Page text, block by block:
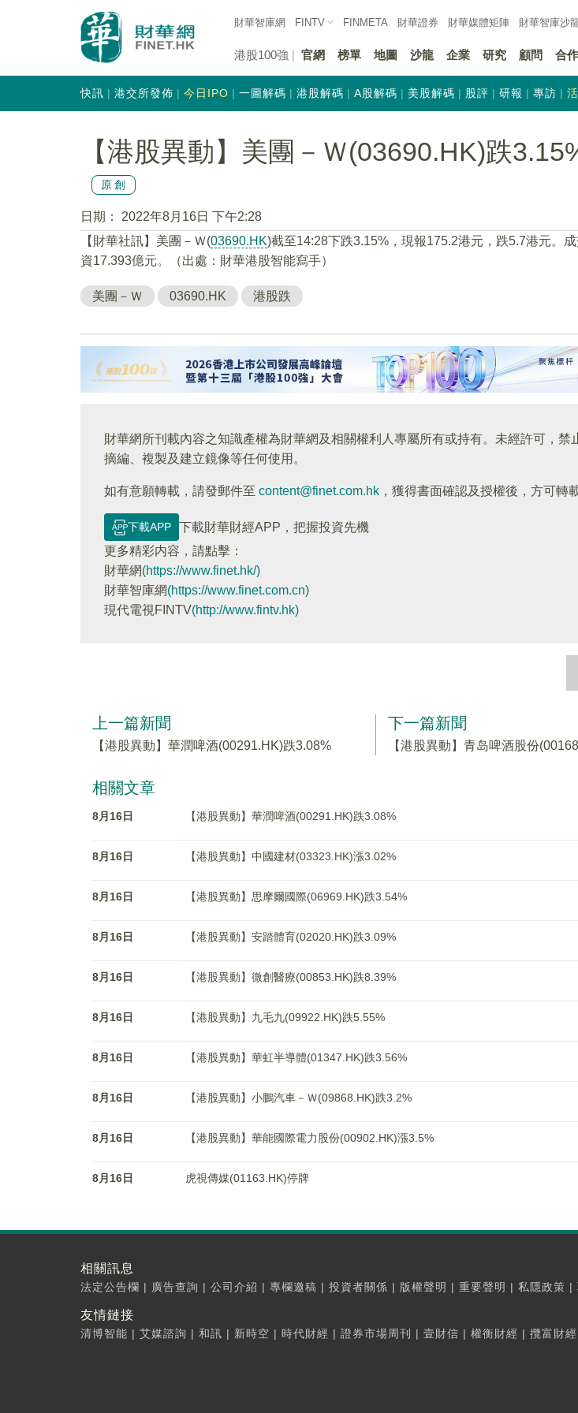
財華智庫網 FINTV FINMETA 財華證券 財華媒體矩陣 財華智庫沙
港股100強 官網 榜單 地圖 沙龍 企業 研究 顧問 合作
快訊 港交所發佈 今日IPO 一圖解碼 港股解碼 A股解碼 美股解碼 股評 研報 專訪
【港股異動】美團－Ｗ(03690.HK)跌
原創
日期：
2022年8月16日 下午2:28
【財華社訊】美團－Ｗ(03690.HK)截至14:28下跌3.15%，現報175.2港元，跌5.7港元。
資17.393億元。（出處：財華港股智能寫手）
美團－Ｗ 03690.HK 港股跌
財華網所刊載內容之知識產權為財華網及相關權利人專屬所有或持有。未經許可，禁
摘編、複製及建立鏡像等任何使用。
如有意願轉載，請發郵件至 content@finet.com.hk ，獲得書面確認及授權後，方可轉載
下載APP
下載財華財經APP，把握投資先機
更多精彩内容，請點擊：
財華網(https://www.finet.hk/)
財華智庫網(https://www.finet.com.cn)
現代電視FINTV(http://www.fintv.hk)
上一篇新聞
【港股異動】華潤啤酒(00291.HK)跌3.08%
下一篇新聞
【港股異動】青岛啤酒股份
相關文章
8月16日 【港股異動】華潤啤酒(00291.HK)跌3.08%
8月16日 【港股異動】中國建材(03323.HK)漲3.02%
8月16日 【港股異動】思摩爾國際(06969.HK)跌3.54%
8月16日 【港股異動】安踏體育(02020.HK)跌3.09%
8月16日 【港股異動】微創醫療(00853.HK)跌8.39%
8月16日 【港股異動】九毛九(09922.HK)跌5.55%
8月16日 【港股異動】華虹半導體(01347.HK)跌3.56%
8月16日 【港股異動】小鵬汽車－Ｗ(09868.HK)跌3.2%
8月16日 【港股異動】華能國際電力股份(00902.HK)漲3.5%
8月16日 虎視傳媒(01163.HK)停牌
相關訊息
法定公告欄 | 廣告查詢 | 公司介紹 | 專欄邀稿 | 投資者關係 | 版權聲明 | 重要聲明 | 私隱政策 |
友情鏈接
清博智能 | 艾媒諮詢 | 和訊 | 新時空 | 時代財經 | 證券市場周刊 | 壹財信 | 權衡財經 | 攬富財經